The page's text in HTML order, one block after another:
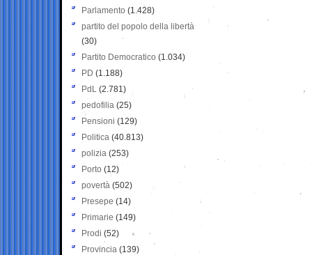
Parlamento (1.428)
partito del popolo della libertà
(30)
Partito Democratico (1.034)
PD (1.188)
PdL (2.781)
pedofilia (25)
Pensioni (129)
Politica (40.813)
polizia (253)
Porto (12)
povertà (502)
Presepe (14)
Primarie (149)
Prodi (52)
Provincia (139)